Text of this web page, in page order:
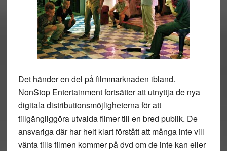
Det händer en del på filmmarknaden ibland.
NonStop Entertainment fortsätter att utnyttja de nya
digitala distributionsmöjligheterna för att
tillgängliggöra utvalda filmer till en bred publik. De
ansvariga där har helt klart förstått att många inte vill
vänta tills filmen kommer på dvd om de inte kan eller